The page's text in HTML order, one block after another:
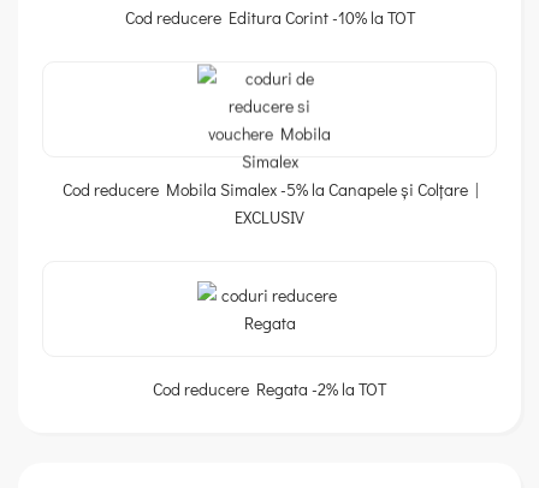
Cod reducere Editura Corint -10% la TOT
Cod reducere Mobila Simalex -5% la Canapele și Colțare |
EXCLUSIV
Cod reducere Regata -2% la TOT